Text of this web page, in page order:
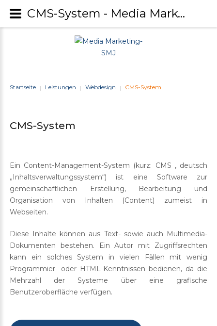
Startseite | Leistungen | Webdesign | CMS-System
CMS-System
Ein Content-Management-System (kurz: CMS , deutsch
„Inhaltsverwaltungssystem“) ist eine Software zur
gemeinschaftlichen Erstellung, Bearbeitung und
Organisation von Inhalten (Content) zumeist in
Webseiten.
Diese Inhalte können aus Text- sowie auch Multimedia-
Dokumenten bestehen. Ein Autor mit Zugriffsrechten
kann ein solches System in vielen Fällen mit wenig
Programmier- oder HTML-Kenntnissen bedienen, da die
Mehrzahl der Systeme über eine grafische
Benutzeroberfläche verfügen.
CMS-System - Media Marketing-SMJ